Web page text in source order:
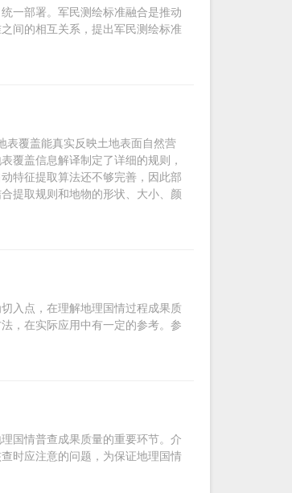
一部署。军民测绘标准融合是推动
间的相互关系，提出军民测绘标准
表覆盖能真实反映土地表面自然营
覆盖信息解译制定了详细的规则，
特征提取算法还不够完善，因此部
提取规则和地物的形状、大小、颜
入点，在理解地理国情过程成果质
，在实际应用中有一定的参考。参
国情普查成果质量的重要环节。介
时应注意的问题，为保证地理国情